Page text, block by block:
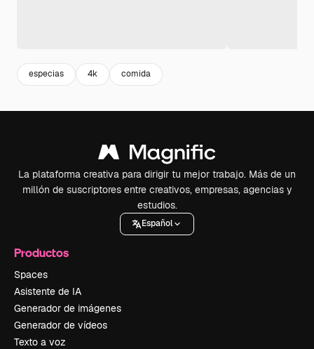
especias 4k comida
La plataforma creativa para dirigir tu mejor trabajo. Más de un
millón de suscriptores entre creativos, empresas, agencias y
estudios.
Español
Productos
Spaces
Asistente de IA
Generador de imágenes
Generador de vídeos
Texto a voz